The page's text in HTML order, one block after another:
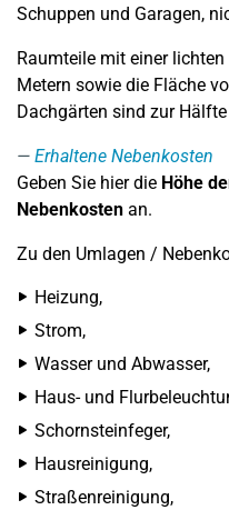
Schuppen und Garagen,
Raumteile mit einer
Metern sowie die Fläche
Dachgärten sind zur
Erhaltene Nebenkosten
Geben Sie hier die Höhe
Nebenkosten an.
Zu den Umlagen /
Heizung,
Strom,
Wasser und Abwasser,
Haus- und
Schornsteinfeger,
Hausreinigung,
Straßenreinigung,